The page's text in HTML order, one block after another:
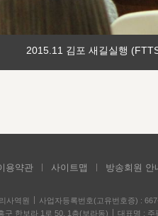
2015.11 김포 새길실행
용약관 사이트맵 방송회원 안
사역원 사업자등록번호(고유번호증) :
구 한보라 1로 50, 1층(보라동)
대표명 : 주